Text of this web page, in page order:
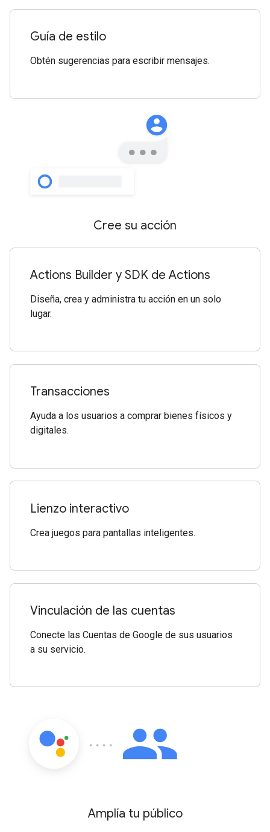
Guía de estilo
Obtén sugerencias para escribir mensajes.
Cree su acción
Actions Builder y SDK de Actions
Diseña, crea y administra tu acción en un solo
lugar.
Transacciones
Ayuda a los usuarios a comprar bienes físicos y
digitales.
Lienzo interactivo
Crea juegos para pantallas inteligentes.
Vinculación de las cuentas
Conecte las Cuentas de Google de sus usuarios
a su servicio.
Amplía tu público